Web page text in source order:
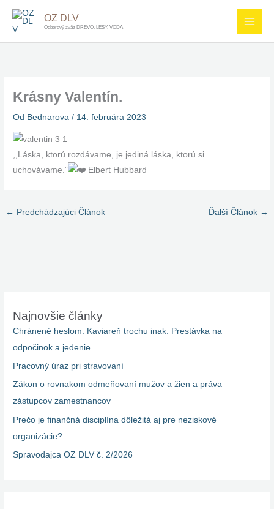
Preskočiť
OZ DLV
Odborový zväz DREVO, LESY, VODA
Krásny Valentín.
Od Bednarova/ 14. februára 2023
,,Láska, ktorú rozdávame, je jediná láska, ktorú si
uchovávame.”
Elbert Hubbard
← Predchádzajúci Článok Ďalší Článok →
Najnovšie články
Chránené heslom: Kaviareň trochu inak: Prestávka na
odpočinok a jedenie
Pracovný úraz pri stravovaní
Zákon o rovnakom odmeňovaní mužov a žien a práva
zástupcov zamestnancov
Prečo je finančná disciplína dôležitá aj pre neziskové
organizácie?
Spravodajca OZ DLV č. 2/2026